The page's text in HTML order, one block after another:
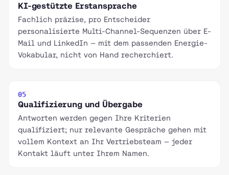
KI-gestützte Erstansprache
Fachlich präzise, pro Entscheider
personalisierte Multi-Channel-Sequenzen über E-
Mail und LinkedIn — mit dem passenden Energie-
Vokabular, nicht von Hand recherchiert.
05
Qualifizierung und Übergabe
Antworten werden gegen Ihre Kriterien
qualifiziert; nur relevante Gespräche gehen mit
vollem Kontext an Ihr Vertriebsteam — jeder
Kontakt läuft unter Ihrem Namen.